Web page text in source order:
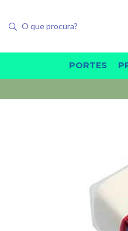
PORTES